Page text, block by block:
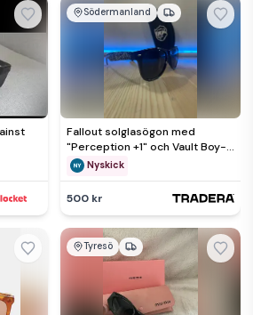
Södermanland
Fallout solglasögon med
"Perception +1" och Vault Boy-
mönster
Nyskick
500 kr
Tyresö